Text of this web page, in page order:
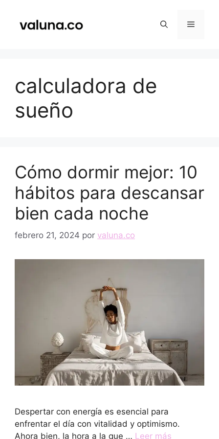
contenido
Menú
calculadora de
sueño
Cómo dormir mejor: 10
hábitos para descansar
bien cada noche
febrero 21, 2024 por valuna.co
Despertar con energía es esencial para
enfrentar el día con vitalidad y optimismo.
Ahora bien, la hora a la que … Leer más